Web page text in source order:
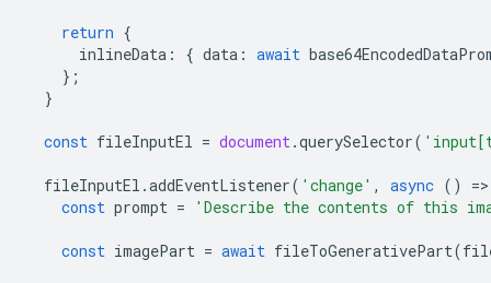
return {
inlineData : { data : await
};
}
const fileInputEl = document.querySelector(
fileInputEl .addEventListener( 'change' , async () =>
const prompt = 'Describe the contents of this
const imagePart = await fileToGenerativePart(